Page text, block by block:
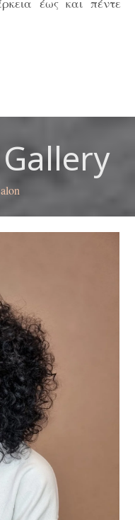
έως και πέντε